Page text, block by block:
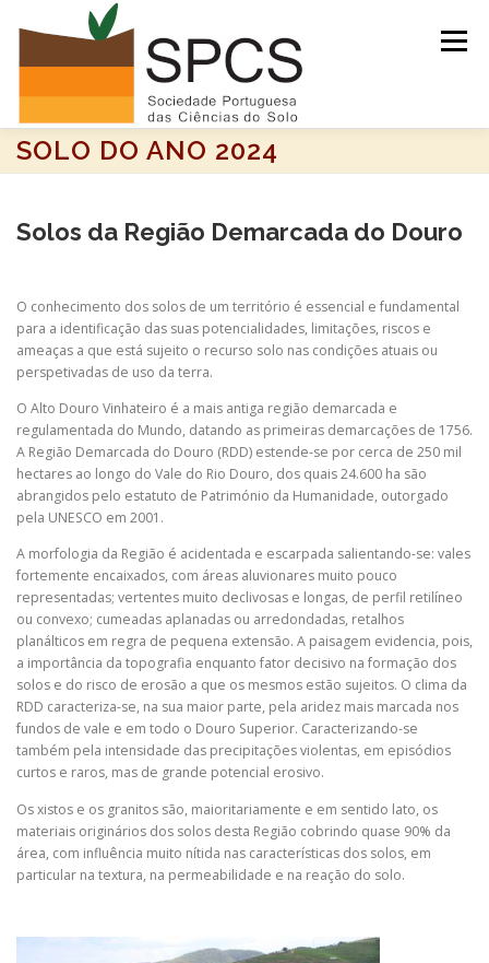
para
Menu
SOLO DO ANO 2026
ARQUIVO
SOLO DO ANO 2024
Solos da Região Demarcada do Douro
O conhecimento dos solos de um território é essencial e fundamental
para a identificação das suas potencialidades, limitações, riscos e
ameaças a que está sujeito o recurso solo nas condições atuais ou
perspetivadas de uso da terra.
O Alto Douro Vinhateiro é a mais antiga região demarcada e
regulamentada do Mundo, datando as primeiras demarcações de 1756.
A Região Demarcada do Douro (RDD) estende-se por cerca de 250 mil
hectares ao longo do Vale do Rio Douro, dos quais 24.600 ha são
abrangidos pelo estatuto de Património da Humanidade, outorgado
pela UNESCO em 2001.
A morfologia da Região é acidentada e escarpada salientando-se: vales
fortemente encaixados, com áreas aluvionares muito pouco
representadas; vertentes muito declivosas e longas, de perfil retilíneo
ou convexo; cumeadas aplanadas ou arredondadas, retalhos
planálticos em regra de pequena extensão. A paisagem evidencia, pois,
a importância da topografia enquanto fator decisivo na formação dos
solos e do risco de erosão a que os mesmos estão sujeitos. O clima da
RDD caracteriza-se, na sua maior parte, pela aridez mais marcada nos
fundos de vale e em todo o Douro Superior. Caracterizando-se
também pela intensidade das precipitações violentas, em episódios
curtos e raros, mas de grande potencial erosivo.
Os xistos e os granitos são, maioritariamente e em sentido lato, os
materiais originários dos solos desta Região cobrindo quase 90% da
área, com influência muito nítida nas características dos solos, em
particular na textura, na permeabilidade e na reação do solo.